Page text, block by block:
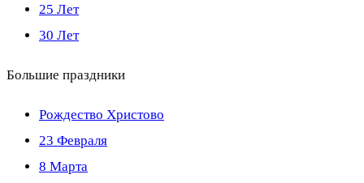
25 Лет
30 Лет
Большие праздники
Рождество Христово
23 Февраля
8 Марта